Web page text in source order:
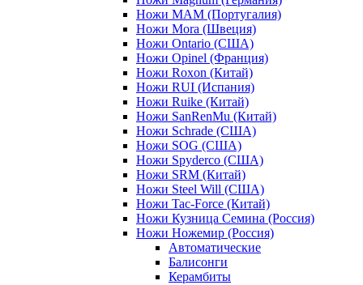
Ножи MAM (Португалия)
Ножи Mora (Швеция)
Ножи Ontario (США)
Ножи Opinel (Франция)
Ножи Roxon (Китай)
Ножи RUI (Испания)
Ножи Ruike (Китай)
Ножи SanRenMu (Китай)
Ножи Schrade (США)
Ножи SOG (США)
Ножи Spyderco (США)
Ножи SRM (Китай)
Ножи Steel Will (США)
Ножи Tac-Force (Китай)
Ножи Кузница Семина (Россия)
Ножи Ножемир (Россия)
Автоматические
Балисонги
Керамбиты